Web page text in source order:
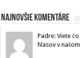
Najnovšie komentáre
Padre: Viete
hlasov v